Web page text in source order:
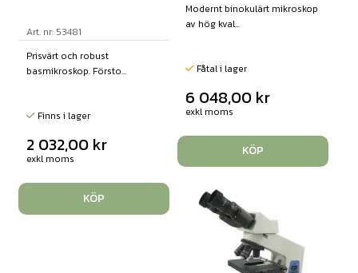
Art. nr: 53481
Prisvärt och robust
basmikroskop. Försto...
Finns i lager
2 032,00 kr
exkl moms
KÖP
Modernt binokulärt mikroskop
av hög kval...
Fåtal i lager
6 048,00 kr
exkl moms
KÖP